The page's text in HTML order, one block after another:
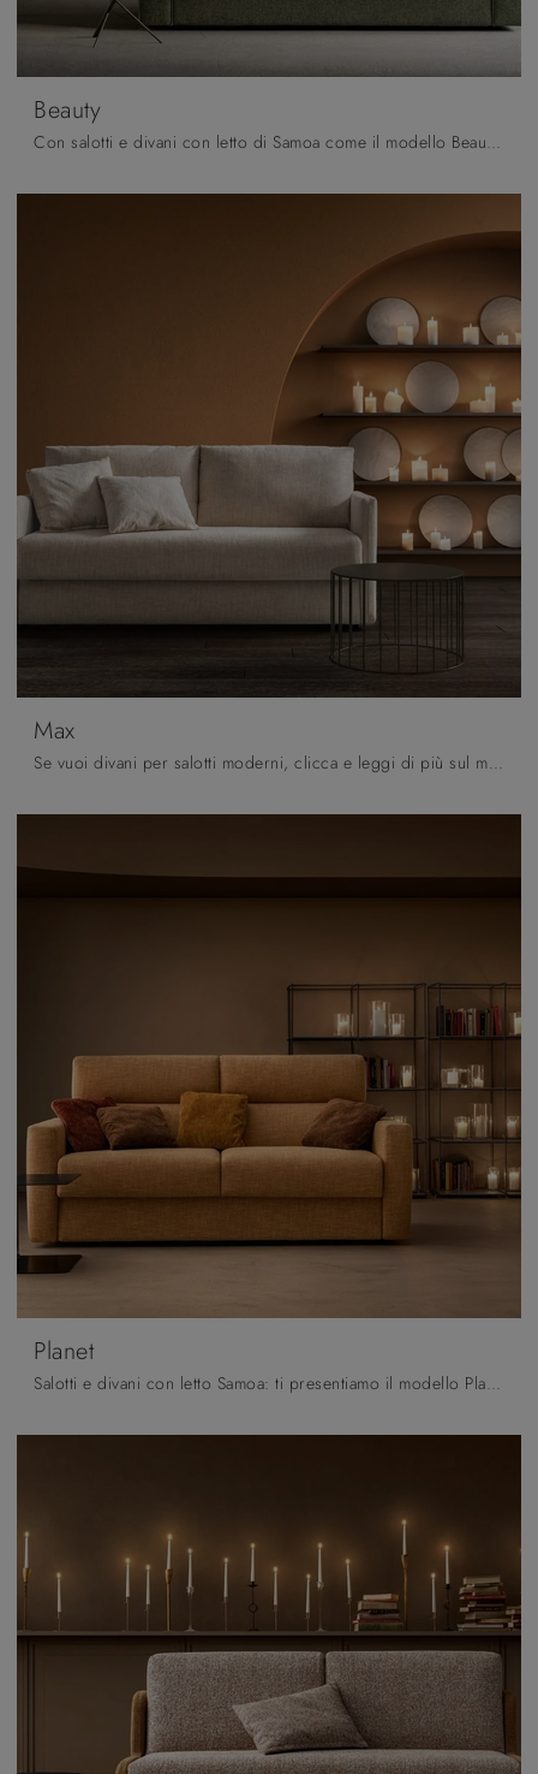
Beauty
Con salotti e divani con letto di Samoa come il modello Beauty in tessuto, potrai completare il tuo progetto d'arredo.
Max
Se vuoi divani per salotti moderni, clicca e leggi di più sul modello Max in tessuto dell'azienda Samoa.
Planet
Salotti e divani con letto Samoa: ti presentiamo il modello Planet in tessuto per completare la zona giorno.